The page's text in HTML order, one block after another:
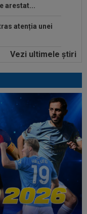
arestat...
atenția unei
direct, după
și e gata
Argentina,
doar
Drăguș la
Vezi ultimele ştiri